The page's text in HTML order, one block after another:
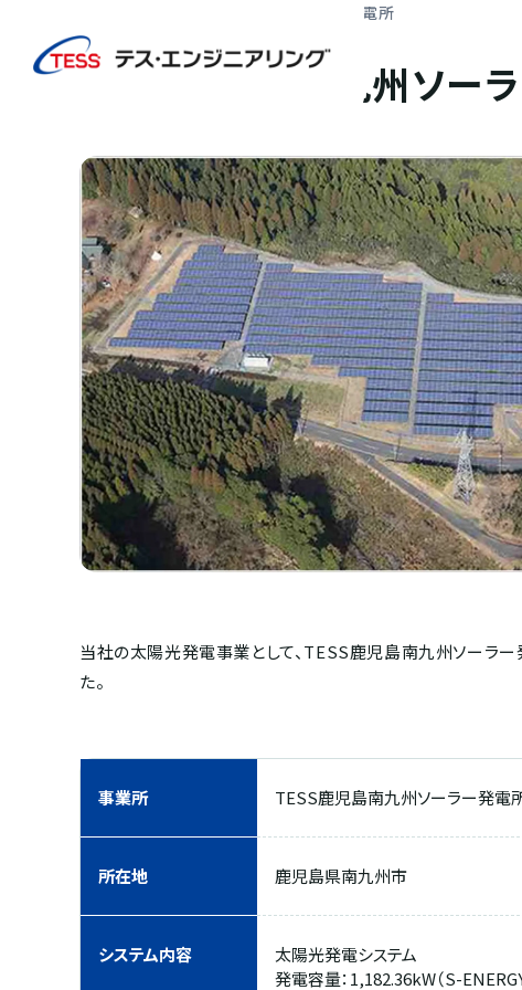
TESS鹿児島南九州ソーラー発電所
太陽光発電
TESS鹿児島南九州ソー
当社の太陽光発電事業として、TESS鹿児島南九州ソーラ
た。
事業所 TESS鹿児島南九州ソーラー発電
所在地 鹿児島県南九州市
システム内容
太陽光発電システム
発電容量：1,182.36kW（S-